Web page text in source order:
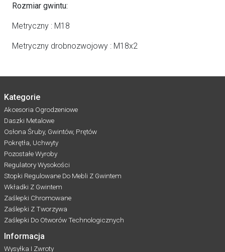
Rozmiar gwintu:
Metryczny : M18
Metryczny drobnozwojowy : M18x2
Kategorie
Akcesoria Ogrodzeniowe
Daszki Metalowe
Osłona Śruby, Gwintów, Prętów
Pokrętła, Uchwyty
Pozostałe Wyroby
Regulatory Wysokości
Stopki Regulowane Do Mebli Z Gwintem
Wkładki Z Gwintem
Zaślepki Chromowane
Zaślepki Z Tworzywa
Zaślepki Do Otworów Technologicznych
Informacja
Wysyłka I Zwroty